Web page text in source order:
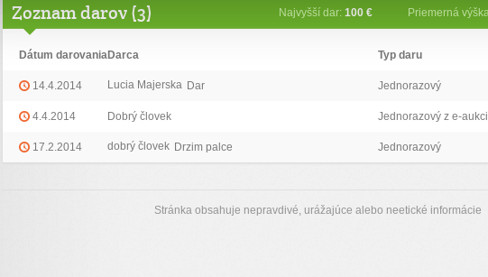
Zoznam darov (3) Najvyšší dar: 100 € Priemerná
Dátum darovaniaDarca Typ daru
14.4.2014 Lucia Majerska Dar Jednorazový
4.4.2014 Dobrý človek Jednorazový z e-
17.2.2014 dobrý človek Drzim palce Jednorazový
Stránka obsahuje nepravdivé, urážajúce alebo neetické informácie